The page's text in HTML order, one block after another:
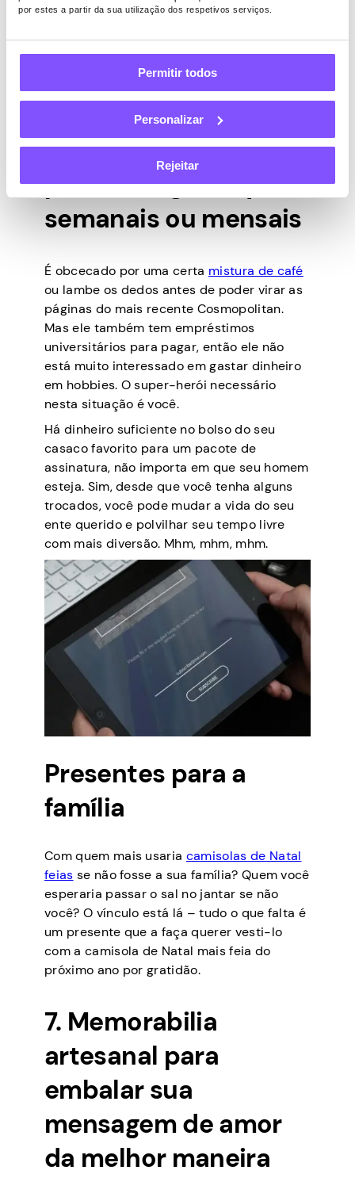
por estes a partir da sua utilização dos respetivos serviços.
Permitir todos
Personalizar
Rejeitar
6. As assinaturas
pagas são perfeitas
para recargas Joy
semanais ou mensais
É obcecado por uma certa mistura de café
ou lambe os dedos antes de poder virar as
páginas do mais recente Cosmopolitan.
Mas ele também tem empréstimos
universitários para pagar, então ele não
está muito interessado em gastar dinheiro
em hobbies. O super-herói necessário
nesta situação é você.
Há dinheiro suficiente no bolso do seu
casaco favorito para um pacote de
assinatura, não importa em que seu homem
esteja. Sim, desde que você tenha alguns
trocados, você pode mudar a vida do seu
ente querido e polvilhar seu tempo livre
com mais diversão. Mhm, mhm, mhm.
Presentes para a
família
Com quem mais usaria camisolas de Natal
feias se não fosse a sua família? Quem você
esperaria passar o sal no jantar se não
você? O vínculo está lá – tudo o que falta é
um presente que a faça querer vesti-lo
com a camisola de Natal mais feia do
próximo ano por gratidão.
7. Memorabilia
artesanal para
embalar sua
mensagem de amor
da melhor maneira